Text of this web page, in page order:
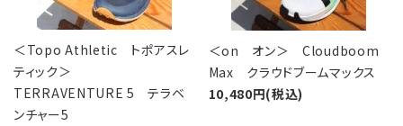
＜Topo Athletic トポアスレ
ティック＞
TERRAVENTURE 5 テラベ
ンチャー5
＜on オン＞ Cloudboom
Max クラウドブームマックス
10,480円(税込)